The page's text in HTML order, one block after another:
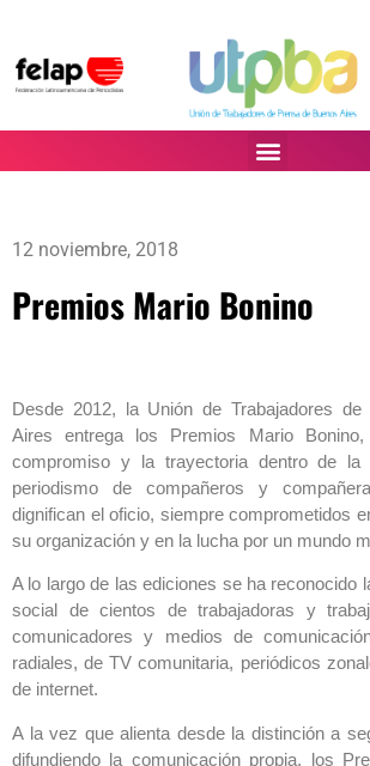
12 noviembre, 2018
Premios Mario Bonino
Desde 2012, la Unión de Trabajadores de
Aires entrega los Premios Mario
compromiso y la trayectoria dentro de la
periodismo de compañeros y
dignifican el oficio, siempre comprometidos
su organización y en la lucha por un mundo
A lo largo de las ediciones se ha reconocido
social de cientos de trabajadoras y
comunicadores y medios de
radiales, de TV comunitaria, periódicos
de internet.
A la vez que alienta desde la distinción a
difundiendo la comunicación propia, los